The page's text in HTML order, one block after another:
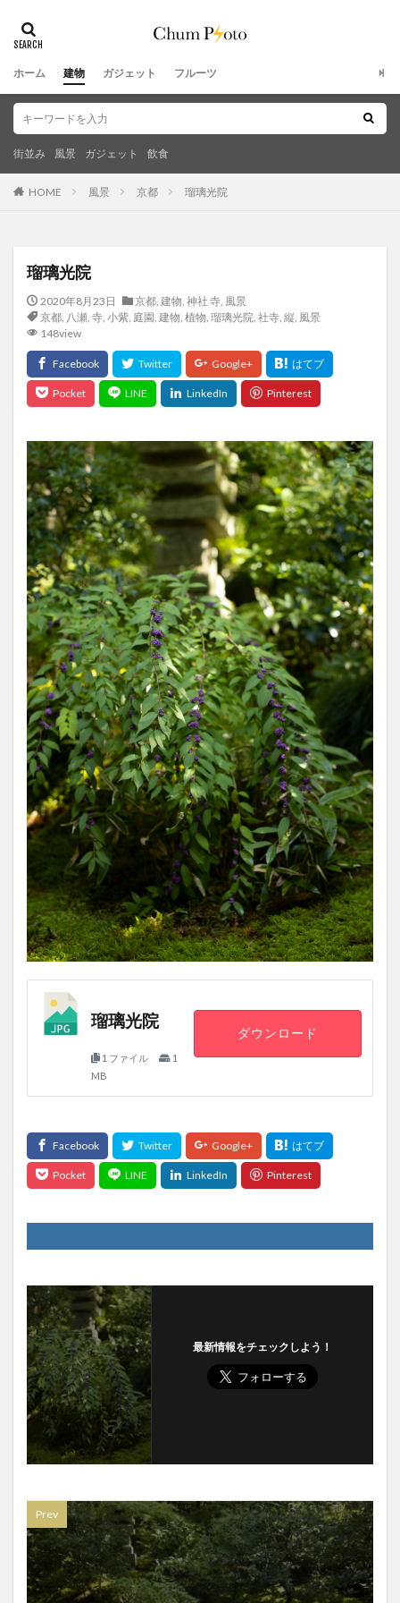
ホーム 建物 ガジェット フルーツ
街並み 風景 ガジェット 飲食
HOME 風景 京都 瑠璃光院
瑠璃光院
2020年8月23日 京都, 建物, 神社 寺, 風景
京都, 八瀬, 寺, 小紫, 庭園, 建物, 植物, 瑠璃光院, 社寺, 縦, 風景
148view
瑠璃光院
1 ファイル
1
MB
ダウンロード
最新情報をチェックしよう！
Prev